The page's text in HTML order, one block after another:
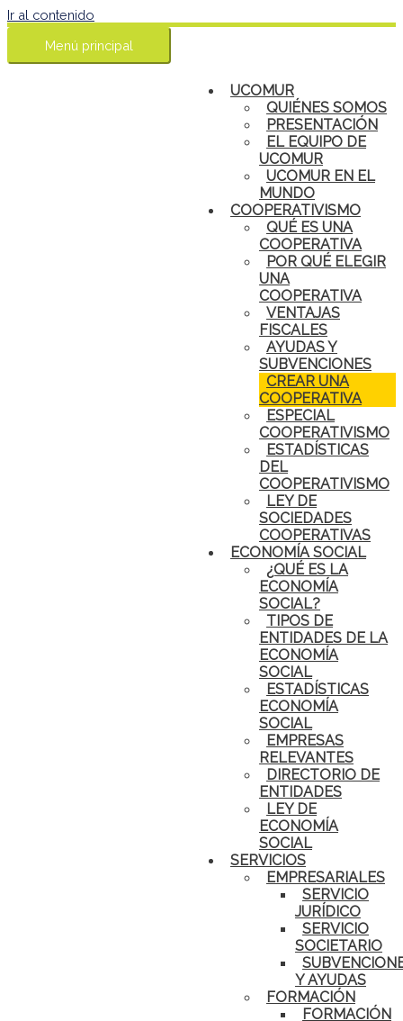
Ir al contenido
Menú principal
UCOMUR
QUIÉNES SOMOS
PRESENTACIÓN
EL EQUIPO DE
UCOMUR
UCOMUR EN EL
MUNDO
COOPERATIVISMO
QUÉ ES UNA
COOPERATIVA
POR QUÉ ELEGIR
UNA
COOPERATIVA
VENTAJAS
FISCALES
AYUDAS Y
SUBVENCIONES
CREAR UNA
COOPERATIVA
ESPECIAL
COOPERATIVISMO
ESTADÍSTICAS
DEL
COOPERATIVISMO
LEY DE
SOCIEDADES
COOPERATIVAS
ECONOMÍA SOCIAL
¿QUÉ ES LA
ECONOMÍA
SOCIAL?
TIPOS DE
ENTIDADES DE LA
ECONOMÍA
SOCIAL
ESTADÍSTICAS
ECONOMÍA
SOCIAL
EMPRESAS
RELEVANTES
DIRECTORIO DE
ENTIDADES
LEY DE
ECONOMÍA
SOCIAL
SERVICIOS
EMPRESARIALES
SERVICIO
JURÍDICO
SERVICIO
SOCIETARIO
Y AYUDAS
FORMACIÓN
FORMACIÓN